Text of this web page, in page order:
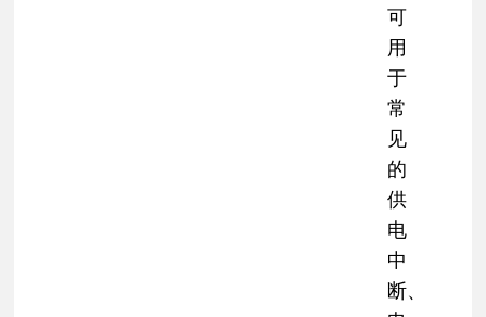
可
用
于
常
见
的
供
电
中
断、